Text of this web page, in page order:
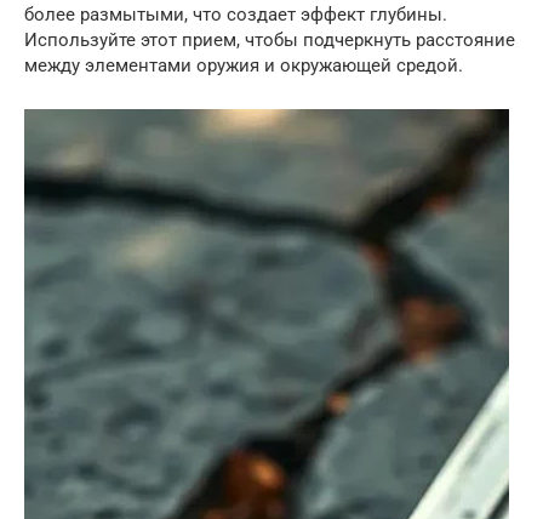
более размытыми, что создает эффект глубины.
Используйте этот прием, чтобы подчеркнуть расстояние
между элементами оружия и окружающей средой.